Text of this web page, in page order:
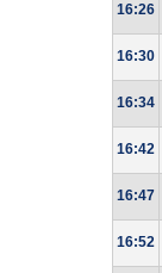
16:26
16:30
16:34
16:42
16:47
16:52